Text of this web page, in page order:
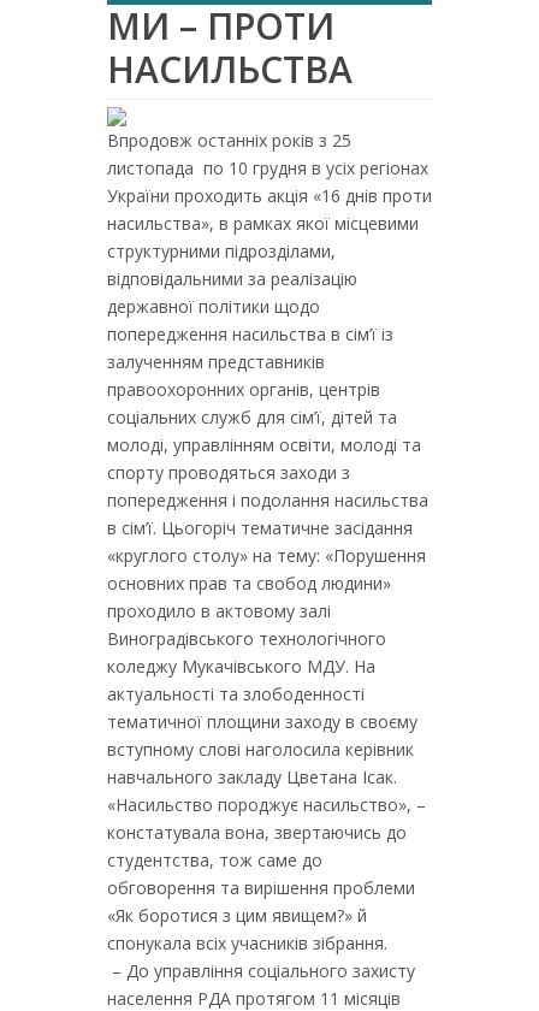
МИ – ПРОТИ
НАСИЛЬСТВА
Впродовж останніх років з 25
листопада по 10 грудня в усіх регіонах
України проходить акція «16 днів проти
насильства», в рамках якої місцевими
структурними підрозділами,
відповідальними за реалізацію
державної політики щодо
попередження насильства в сім’ї із
залученням представників
правоохоронних органів, центрів
соціальних служб для сім’ї, дітей та
молоді, управлінням освіти, молоді та
спорту проводяться заходи з
попередження і подолання насильства
в сім’ї. Цьогоріч тематичне засідання
«круглого столу» на тему: «Порушення
основних прав та свобод людини»
проходило в актовому залі
Виноградівського технологічного
коледжу Мукачівського МДУ. На
актуальності та злободенності
тематичної площини заходу в своєму
вступному слові наголосила керівник
навчального закладу Цветана Ісак.
«Насильство породжує насильство», –
констатувала вона, звертаючись до
студентства, тож саме до
обговорення та вирішення проблеми
«Як боротися з цим явищем?» й
спонукала всіх учасників зібрання.
– До управління соціального захисту
населення РДА протягом 11 місяців